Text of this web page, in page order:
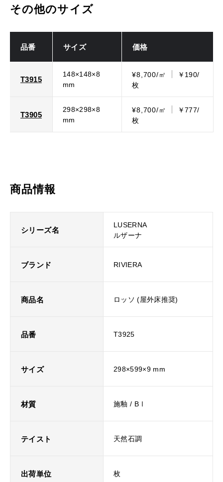
その他のサイズ
品番 サイズ 価格
T3915
148×148×8
mm
¥8,700/㎡
￥190/
枚
T3905
298×298×8
mm
¥8,700/㎡
￥777/
枚
商品情報
シリーズ名
LUSERNA
ルザーナ
ブランド RIVIERA
商品名 ロッソ (屋外床推奨)
品番 T3925
サイズ 298×599×9 mm
材質 施釉 / BⅠ
テイスト 天然石調
出荷単位 枚